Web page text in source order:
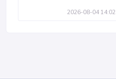
2026-08-04 14:02